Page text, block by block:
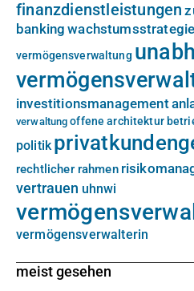
finanzdienstleistungen
banking wachstumsstrategie
vermögensverwaltung
investitionsmanagement
verwaltung offene architektur
politik
rechtlicher rahmen
vertrauen uhnwi
vermögensverwalterin
meist gesehen